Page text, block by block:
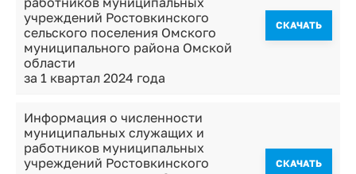
учреждений Ростовкинского
сельского поселения Омского
муниципального района Омской
области
за 1 квартал 2024 года
CКАЧАТЬ
Информация о численности
муниципальных служащих и
работников муниципальных
учреждений Ростовкинского
CКАЧАТЬ